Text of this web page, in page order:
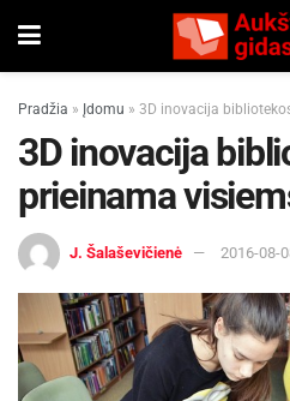
Pradžia » Įdomu » 3D inovacija
3D inovacija
prieinama
J. Šalaševičienė 2016-08-